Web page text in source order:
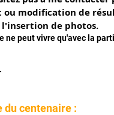
Tour du Blayais
ou modification de
de photos.
ne peut vivre qu'avec la
du centenaire :